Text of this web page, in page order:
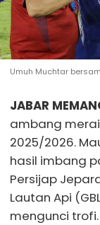
Umuh Muchtar
JABAR
ambang
2025/2026.
hasil imbang
Persijap
Lautan Api
mengunci trofi.